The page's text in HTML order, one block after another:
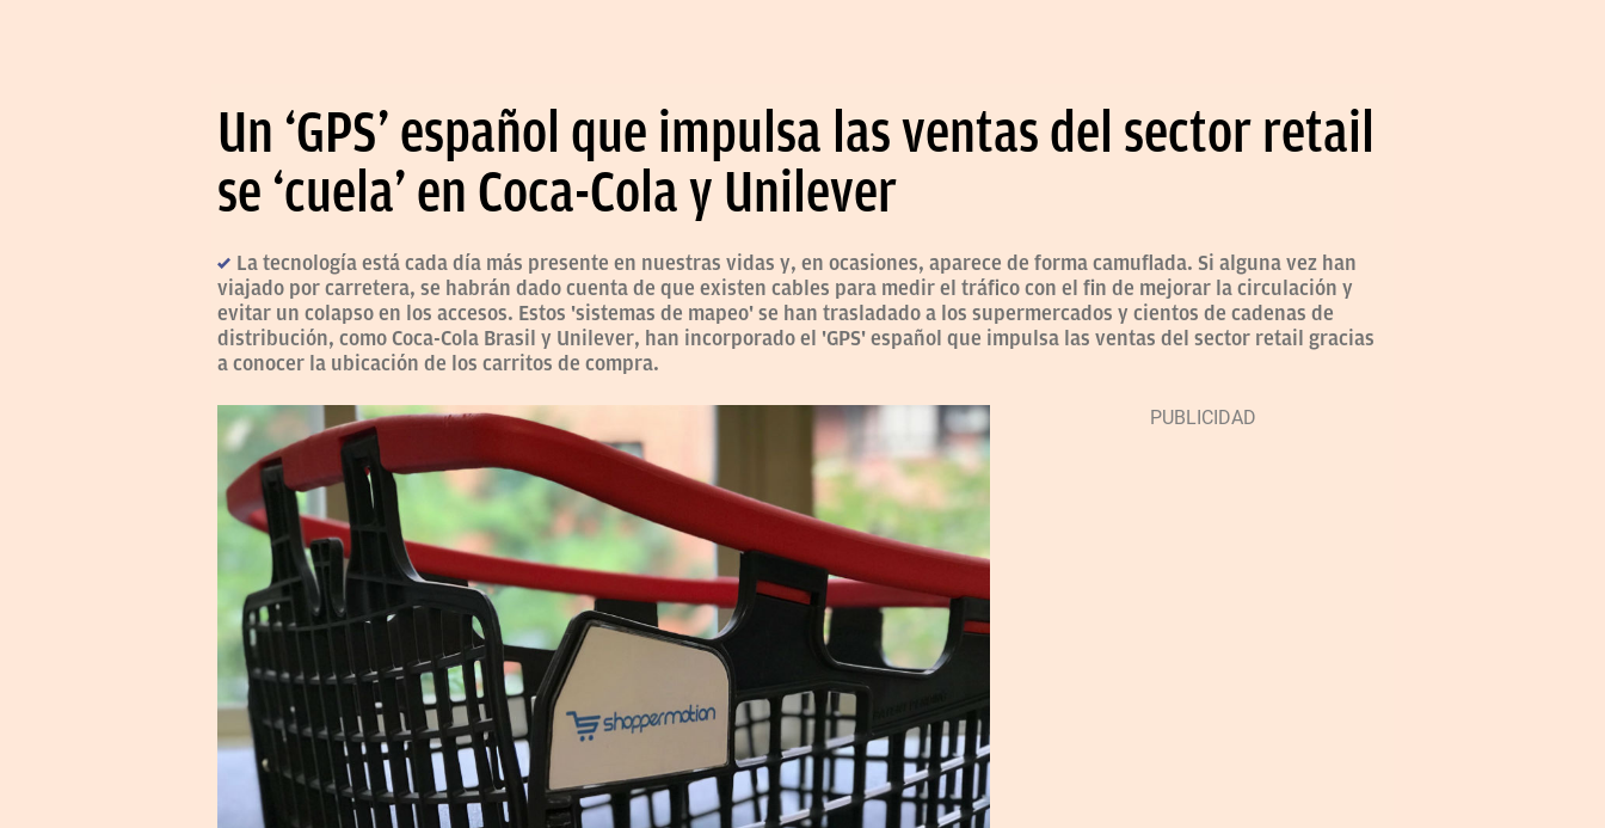
Un ‘GPS’ español que impulsa las ventas del sector retail
se ‘cuela’ en Coca-Cola y Unilever
La tecnología está cada día más presente en nuestras vidas y, en ocasiones, aparece de forma camuflada. Si alguna vez han
viajado por carretera, se habrán dado cuenta de que existen cables para medir el tráfico con el fin de mejorar la circulación y
evitar un colapso en los accesos. Estos 'sistemas de mapeo' se han trasladado a los supermercados y cientos de cadenas de
distribución, como Coca-Cola Brasil y Unilever, han incorporado el 'GPS' español que impulsa las ventas del sector retail gracias
a conocer la ubicación de los carritos de compra.